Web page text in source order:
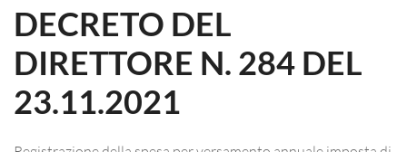
DECRETO DEL
DIRETTORE N. 284 DEL
23.11.2021